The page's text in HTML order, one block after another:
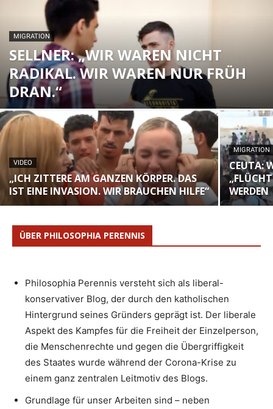
MIGRATION
SELLNER: „WIR WAREN NICHT
RADIKAL. WIR WAREN NUR FRÜH
DRAN.“
VIDEO
„ICH ZITTERE AM GANZEN KÖRPER. DAS
IST EINE INVASION. WIR BRAUCHEN HILFE“
MIGRATION
CEUTA:
WERDEN
ÜBER PHILOSOPHIA PERENNIS
Philosophia Perennis versteht sich als liberal-
konservativer Blog, der durch den katholischen
Hintergrund seines Gründers geprägt ist. Der liberale
Aspekt des Kampfes für die Freiheit der Einzelperson,
die Menschenrechte und gegen die Übergriffigkeit
des Staates wurde während der Corona-Krise zu
einem ganz zentralen Leitmotiv des Blogs.
Grundlage für unser Arbeiten sind – neben